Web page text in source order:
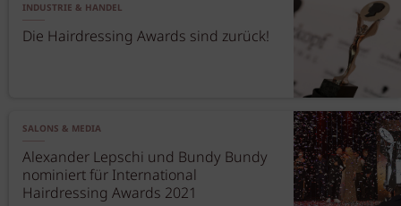
INDUSTRIE & HANDEL
Die Hairdressing Awards sind zurück!
SALONS & MEDIA
Alexander Lepschi und Bundy Bundy
nominiert für International
Hairdressing Awards 2021